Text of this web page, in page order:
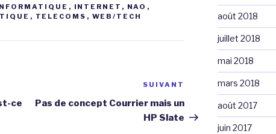
, INTERNET , NAO ,
, TELECOMS , WEB/TECH
ce
Article
suivant
SUIVANT
Pas de concept Courrier mais un
HP Slate
août 2018
juillet 2018
mai 2018
mars 2018
août 2017
juin 2017